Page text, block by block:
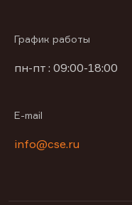
График работы
пн-пт : 09:00-18:00
E-mail
info@cse.ru